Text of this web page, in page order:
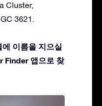
Cluster,
3621.
이름을 지으실
Finder 앱으로 찾